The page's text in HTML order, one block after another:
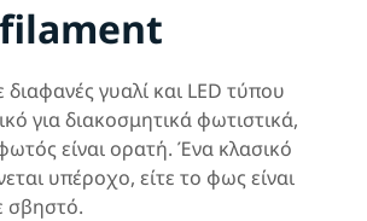
γυαλί και LED τύπου
για διακοσμητικά φωτιστικά,
είναι ορατή. Ένα κλασικό
υπέροχο, είτε το φως είναι
σβηστό.